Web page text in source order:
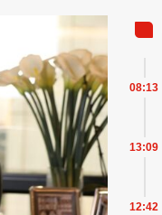
08:13
13:09
12:42